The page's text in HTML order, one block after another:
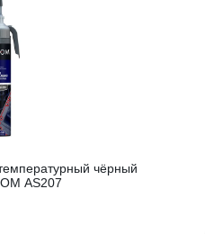
чёрный
AS207